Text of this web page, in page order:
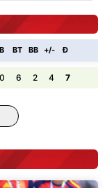
giúp thoải mái
B BT BB +/- Đ
0 6 2 4 7